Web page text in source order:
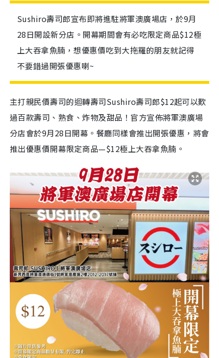
Sushiro壽司郎宣布即將進駐將軍澳廣場店，於9月
28日開設新分店。開幕期間會有必吃限定商品$12極
上大吞拿魚腩，想優惠價吃到大拖羅的朋友就記得
不要錯過開張優惠喇~
主打親民價壽司的迴轉壽司Sushiro壽司郎$12起可以歎
過百款壽司、熟食、炸物及甜品！官方宣佈將軍澳廣場
分店會於9月28日開幕。餐廳同樣會推出開張優惠，將會
推出優惠價開幕限定商品—$12極上大吞拿魚腩。